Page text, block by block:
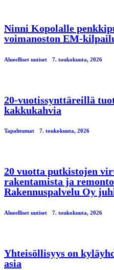
Ninni Kopolalle
voimanoston EM-
Alueelliset uutiset 7. toukokuuta, 2026
20-vuotissynttäreillä
kakkukahvia
Tapahtumat 7. toukokuuta, 2026
20 vuotta putkistojen
rakentamista ja
Rakennuspalvelu Oy
Alueelliset uutiset 7. toukokuuta, 2026
Yhteisöllisyys on
asia